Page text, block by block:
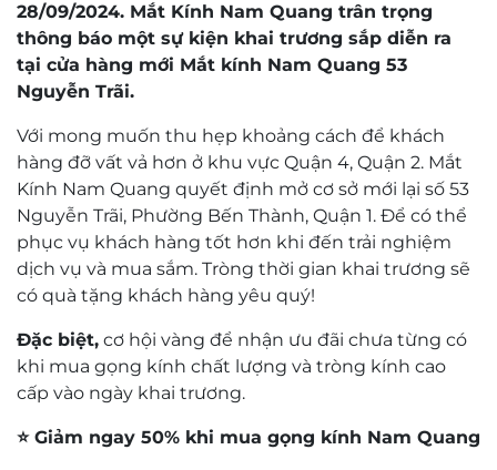
28/09/2024. Mắt Kính Nam Quang trân trọng
thông báo một sự kiện khai trương sắp diễn ra
tại cửa hàng mới Mắt kính Nam Quang 53
Nguyễn Trãi.
Với mong muốn thu hẹp khoảng cách để khách
hàng đỡ vất vả hơn ở khu vực Quận 4, Quận 2. Mắt
Kính Nam Quang quyết định mở cơ sở mới lại số 53
Nguyễn Trãi, Phường Bến Thành, Quận 1. Để có thể
phục vụ khách hàng tốt hơn khi đến trải nghiệm
dịch vụ và mua sắm. Tròng thời gian khai trương sẽ
có quà tặng khách hàng yêu quý!
Đặc biệt, cơ hội vàng để nhận ưu đãi chưa từng có
khi mua gọng kính chất lượng và tròng kính cao
cấp vào ngày khai trương.
⭐️ Giảm ngay 50% khi mua gọng kính Nam Quang